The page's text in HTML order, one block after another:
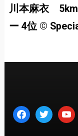
川本麻衣 5km
ー 4位 ©︎
facebooktwitter